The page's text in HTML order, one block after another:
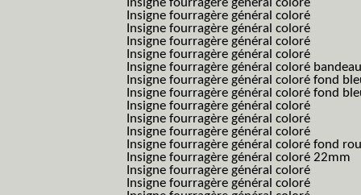
Insigne fourragère général coloré
Insigne fourragère général coloré
Insigne fourragère général coloré
Insigne fourragère général coloré
Insigne fourragère général coloré
Insigne fourragère général coloré
Insigne fourragère général coloré fond
Insigne fourragère général coloré fond
Insigne fourragère général coloré
Insigne fourragère général coloré
Insigne fourragère général coloré
Insigne fourragère général coloré fond
Insigne fourragère général coloré 22mm
Insigne fourragère général coloré
Insigne fourragère général coloré